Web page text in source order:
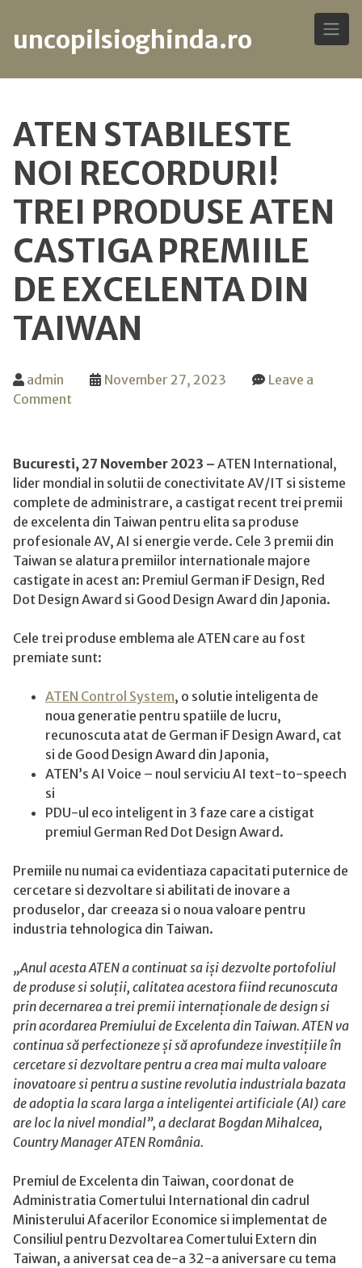
content
uncopilsioghinda.ro
ATEN STABILESTE
NOI RECORDURI!
TREI PRODUSE ATEN
CASTIGA PREMIILE
DE EXCELENTA DIN
TAIWAN
admin November 27, 2023
Leave a
Comment
noi
recorduri!
Trei
produse
ATEN
castiga
premiile
de
Taiwan
Bucuresti, 27 November 2023 – ATEN International,
lider mondial in solutii de conectivitate AV/IT si sisteme
complete de administrare, a castigat recent trei premii
de excelenta din Taiwan pentru elita sa produse
profesionale AV, AI si energie verde. Cele 3 premii din
Taiwan se alatura premiilor internationale majore
castigate in acest an: Premiul German iF Design, Red
Dot Design Award si Good Design Award din Japonia.
Cele trei produse emblema ale ATEN care au fost
premiate sunt:
ATEN Control System, o solutie inteligenta de
noua generatie pentru spatiile de lucru,
recunoscuta atat de German iF Design Award, cat
si de Good Design Award din Japonia,
ATEN’s AI Voice – noul serviciu AI text-to-speech
si
PDU-ul eco inteligent in 3 faze care a cistigat
premiul German Red Dot Design Award.
Premiile nu numai ca evidentiaza capacitati puternice de
cercetare si dezvoltare si abilitati de inovare a
produselor, dar creeaza si o noua valoare pentru
industria tehnologica din Taiwan.
„Anul acesta ATEN a continuat sa iși dezvolte portofoliul
de produse si soluții, calitatea acestora fiind recunoscuta
prin decernarea a trei premii internaționale de design si
prin acordarea Premiului de Excelenta din Taiwan. ATEN va
continua să perfectioneze și să aprofundeze investițiile în
cercetare si dezvoltare pentru a crea mai multa valoare
inovatoare si pentru a sustine revolutia industriala bazata
de adoptia la scara larga a inteligentei artificiale (AI) care
are loc la nivel mondial”, a declarat Bogdan Mihalcea,
Country Manager ATEN România.
Premiul de Excelenta din Taiwan, coordonat de
Administratia Comertului International din cadrul
Ministerului Afacerilor Economice si implementat de
Consiliul pentru Dezvoltarea Comertului Extern din
Taiwan, a aniversat cea de-a 32-a aniversare cu tema